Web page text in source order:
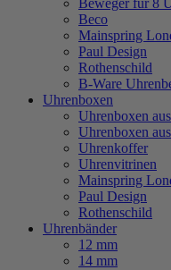
Beweger für 8
Beco
Mainspring
Paul Design
Rothenschild
B-Ware
Uhrenboxen
Uhrenboxen
Uhrenboxen
Uhrenkoffer
Uhrenvitrinen
Mainspring
Paul Design
Rothenschild
Uhrenbänder
12 mm
14 mm